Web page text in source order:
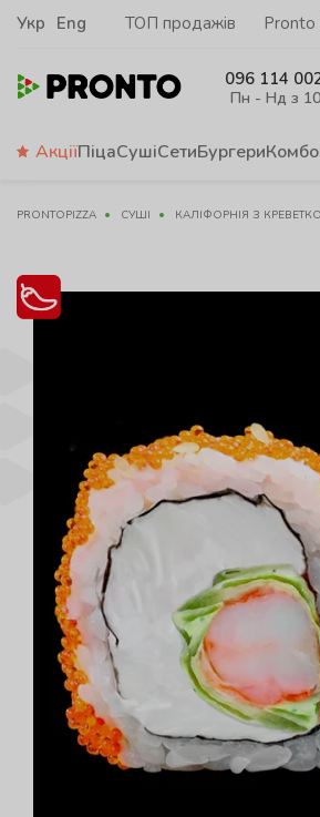
Укр Eng ТОП продажів Pronto
096 114
Пн - Нд з
АкціїПіцаСушіСетиБургериКомбо
PRONTOPIZZA СУШІ КАЛІФОРНІЯ З